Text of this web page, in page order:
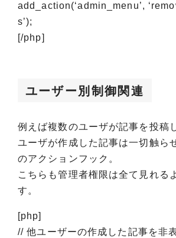
add_action(‘admin_menu’,
s’);
[/php]
ユーザー別制御関連
例えば複数のユーザが記事を投稿
ユーザが作成した記事は一切触ら
のアクションフック。
こちらも管理者権限は全て見れる
す。
[php]
// 他ユーザーの作成した記事を非